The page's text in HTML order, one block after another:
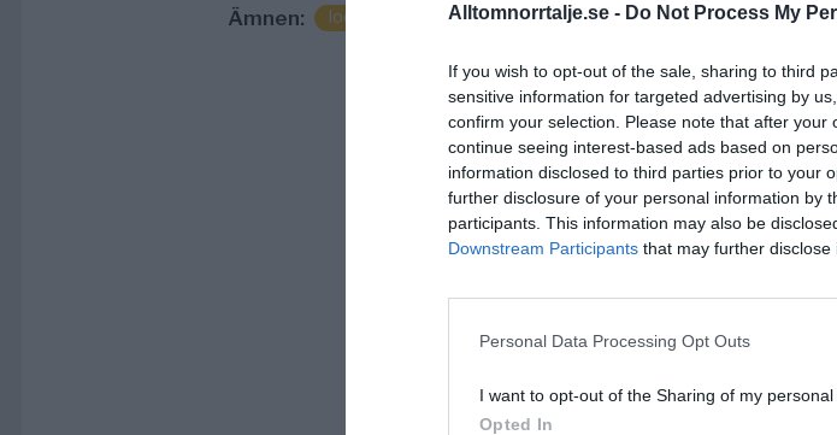
Alltomnorrtalje.se - Do Not Process My
If you wish to opt-out of the sale, sharing to third
sensitive information for targeted advertising by
confirm your selection. Please note that after
continue seeing interest-based ads based on
information disclosed to third parties prior to your
further disclosure of your personal information by
participants. This information may also be
Downstream Participants that may further disclose
Personal Data Processing Opt Outs
I want to opt-out of the Sharing of my personal
Opted In
Ämnen: lodjur norrtälje observation ryan skandobs